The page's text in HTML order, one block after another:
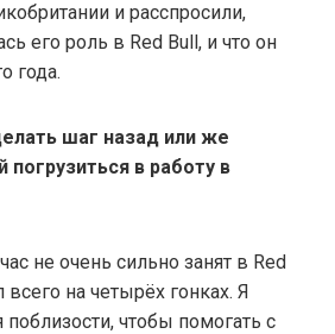
и расспросили,
его роль в Red Bull, и что он
года.
шаг назад или же
погрузиться в работу в
не очень сильно занят в Red
на четырёх гонках. Я
чтобы помогать с